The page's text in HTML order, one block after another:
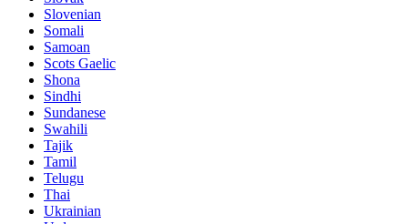
Slovenian
Somali
Samoan
Scots Gaelic
Shona
Sindhi
Sundanese
Swahili
Tajik
Tamil
Telugu
Thai
Ukrainian